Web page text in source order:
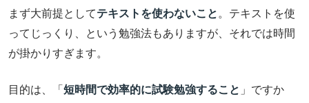
まず大前提としてテキストを使わないこと。テキストを使
ってじっくり、という勉強法もありますが、それでは時間
が掛かりすぎます。
目的は、「短時間で効率的に試験勉強すること 」ですか